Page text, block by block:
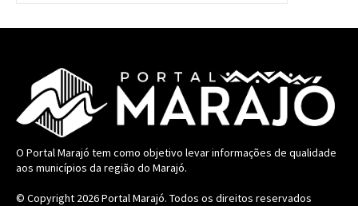
O Portal Marajó tem como objetivo levar informações de qualidade
aos municípios da região do Marajó.
© Copyright 2026Portal Marajó. Todos os direitos reservados